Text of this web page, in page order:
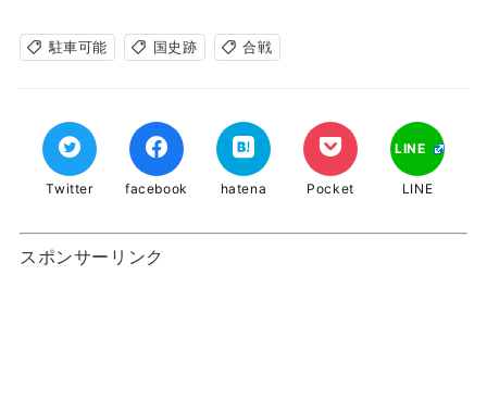
駐車可能 国史跡 合戦
Twitter facebook hatena Pocket
LINE
LINE
スポンサーリンク